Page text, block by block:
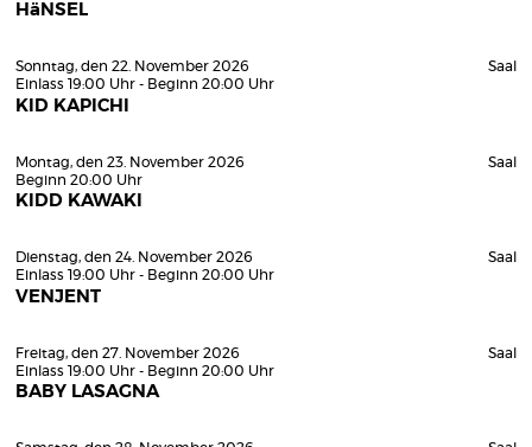
HäNSEL
Sonntag, den 22. November 2026
Einlass 19:00 Uhr - Beginn 20:00 Uhr
KID KAPICHI
Saal
Montag, den 23. November 2026
Beginn 20:00 Uhr
KIDD KAWAKI
Saal
Dienstag, den 24. November 2026
Einlass 19:00 Uhr - Beginn 20:00 Uhr
VENJENT
Saal
Freitag, den 27. November 2026
Einlass 19:00 Uhr - Beginn 20:00 Uhr
BABY LASAGNA
Saal